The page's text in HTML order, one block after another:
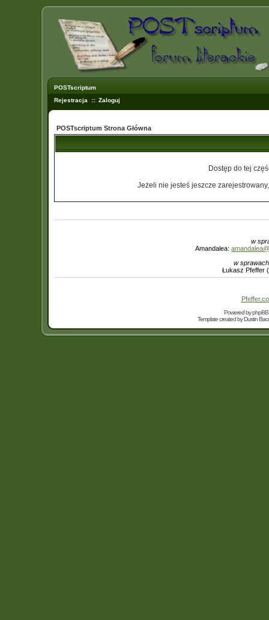
POSTscriptum
Rejestracja :: Zaloguj
POSTscriptum Strona Główna
Dostęp do tej
Jeżeli nie jesteś jeszcze
w
Amandalea:
w
Łukasz Pfeffer
Powered byphpBB
Template created byDustin